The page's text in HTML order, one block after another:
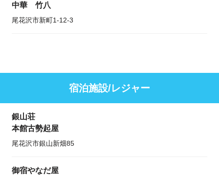
中華 竹八
尾花沢市新町1-12-3
宿泊施設/レジャー
銀山荘
本館古勢起屋
尾花沢市銀山新畑85
御宿やなだ屋